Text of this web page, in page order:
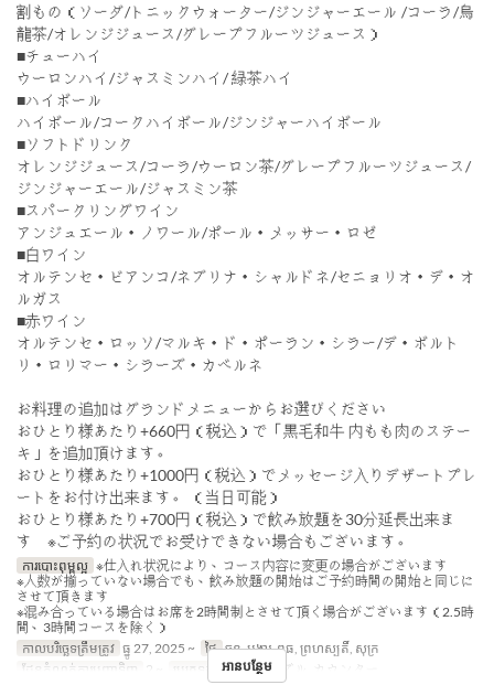
割もの（ソーダ/トニックウォーター/ジンジャーエール /コーラ/烏
龍茶/オレンジジュース/グレープフルーツジュース）
■チューハイ
ウーロンハイ/ジャスミンハイ/ 緑茶ハイ
■ハイボール
ハイボール/コークハイボール/ジンジャーハイボール
■ソフトドリンク
オレンジジュース/コーラ/ウーロン茶/グレープフルーツジュース/
ジンジャーエール/ジャスミン茶
■スパークリングワイン
アンジュエール・ノワール/ポール・メッサー・ロゼ
■白ワイン
オルテンセ・ビアンコ/ネブリナ・シャルドネ/セニョリオ・デ・オ
ルガス
■赤ワイン
オルテンセ・ロッソ/マルキ・ド・ポーラン・シラー/デ・ボルト
リ・ロリマー・シラーズ・カベルネ
お料理の追加はグランドメニューからお選びください
おひとり様あたり+660円（税込）で「黒毛和牛 内もも肉のステー
キ」を追加頂けます。
おひとり様あたり+1000円（税込）でメッセージ入りデザートプレ
ートをお付け出来ます。 （当日可能）
おひとり様あたり+700円（税込）で飲み放題を30分延長出来ま
す ※ご予約の状況でお受けできない場合もございます。
ការបោះពុម្ពល្អ ※仕入れ状況により、コース内容に変更の場合がございます
※人数が揃っていない場合でも、飲み放題の開始はご予約時間の開始と同じに
させて頂きます
※混み合っている場合はお席を2時間制とさせて頂く場合がございます（2.5時
間、3時間コースを除く）
កាលបរិច្ឆេទត្រឹមត្រូវ ធ្នូ 27, 2025 ~ ថ្ងៃ ចន្ទ, អង្គារ, ពុធ, ព្រហស្បតិ៍, សុក្រ
ដែនកំណត់ការបញ្ជាទិញ
2 ~ ប្រភេទកន្រ្ត័តាំង テーブル, カウンター
អានបន្ថែម